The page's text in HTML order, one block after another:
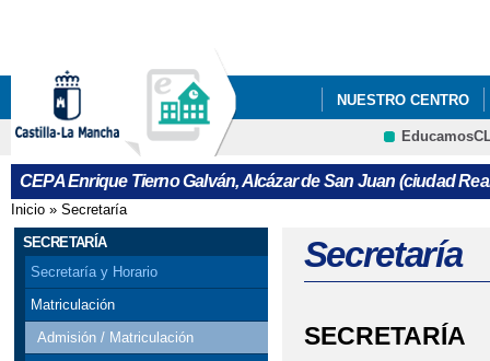
NUESTRO CENTRO
CURSO DE ACCESO
CRFP
CEPA Enrique Tierno Galván, Alcázar de San Juan (ciudad
Se encuentra usted aquí
Inicio » Secretaría
SECRETARÍA
Secretaría y Horario
Matriculación
Admisión / Matriculación
Secretaría
SECRETARÍA